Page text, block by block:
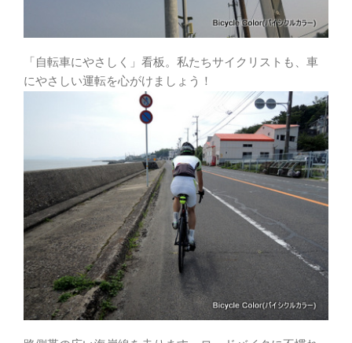
「自転車にやさしく」看板。私たちサイクリストも、車
にやさしい運転を心がけましょう！